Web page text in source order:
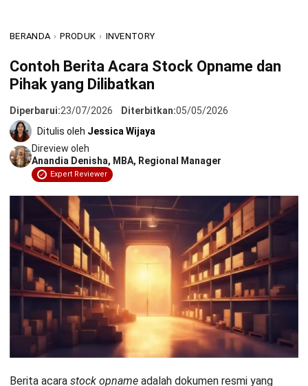
Mengapa Berita Acara Stock Opname Penting bagi Audit
Siapa Saja yang Berhak Melakukan & Menandatangani
Berita Acara?
Contoh Berita Acara Stock Opname
Kesimpulan
FAQ Seputar Berita Acara Stock Opname
BERANDA › PRODUK › INVENTORY
Contoh Berita Acara Stock Opname dan
Pihak yang Dilibatkan
Diperbarui:23/07/2026 Diterbitkan:05/05/2026
Ditulis oleh Jessica Wijaya
Direview oleh
Anandia Denisha, MBA, Regional Manager
Expert Reviewer
Berita acara stock opname adalah dokumen resmi yang